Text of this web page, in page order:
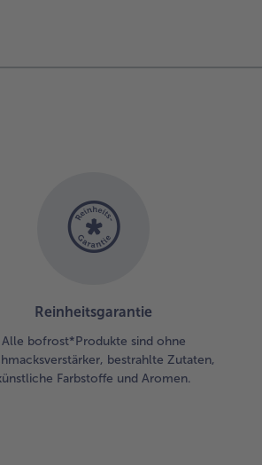
Reinheitsgarantie
Alle bofrost*Produkte sind ohne
bestrahlte Zutaten,
Farbstoffe und Aromen.